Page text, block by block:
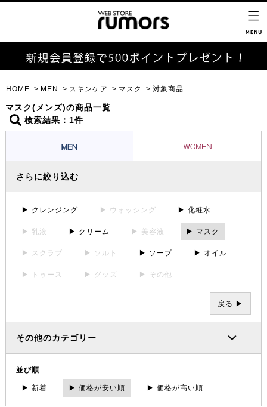
HOME MEN スキンケア マスク 対象商品
マスク(メンズ)の商品一覧
検索結果：1件
さらに絞り込む
▶ クレンジング ▶ ウォッシング ▶ 化粧水
▶ 乳液 ▶ クリーム ▶ 美容液 ▶ マスク
▶ スクラブ ▶ ソルト ▶ ソープ ▶ オイル
▶ トゥース ▶ グッズ ▶ その他
戻る ▶
その他のカテゴリー
並び順
▶ 新着 ▶ 価格が安い順 ▶ 価格が高い順